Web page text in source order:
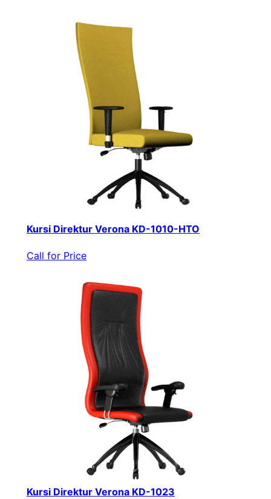
Kursi Direktur Verona KD-1010-HTO
Call for Price
Kursi Direktur Verona KD-1023